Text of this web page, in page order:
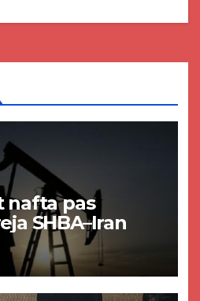
nafta pas
SHBA–Iran